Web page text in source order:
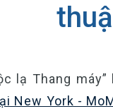
lạ Thang
New York -